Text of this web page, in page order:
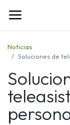
Noticias
Soluciones de